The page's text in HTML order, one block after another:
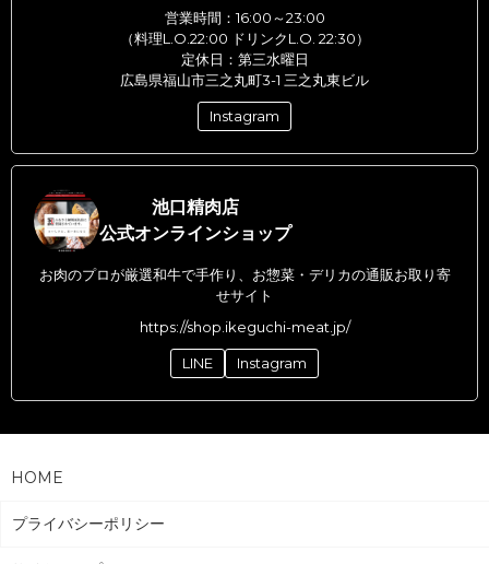
営業時間：16:00～23:00
（料理L.O.22:00 ドリンクL.O. 22:30）
定休日：第三水曜日
広島県福山市三之丸町3-1 三之丸東ビル
Instagram
池口精肉店
公式オンラインショップ
お肉のプロが厳選和牛で手作り、お惣菜・デリカの通販お取り寄
せサイト
https://shop.ikeguchi-meat.jp/
LINE Instagram
HOME
プライバシーポリシー